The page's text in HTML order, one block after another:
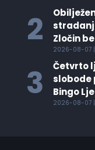
2
Zločin
2026-08-07 |
3
Četvrto
slobode
Bingo
2026-08-07 |